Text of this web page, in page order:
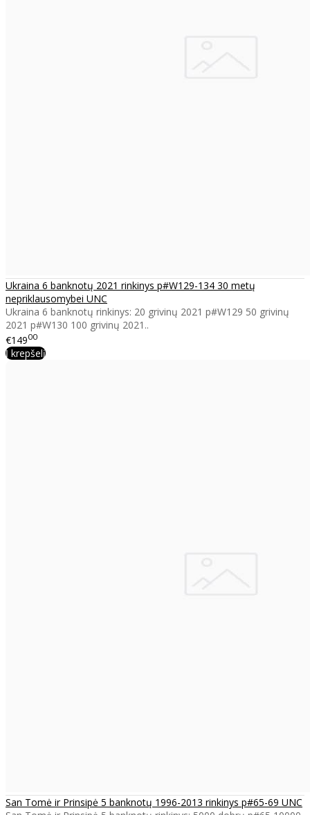
Ukraina 6 banknotų 2021 rinkinys p#W129-134 30 metų
nepriklausomybei UNC
Ukraina 6 banknotų rinkinys: 20 grivinų 2021 p#W129 50 grivinų
2021 p#W130 100 grivinų 2021..
€14900
Į krepšelį
San Tomė ir Prinsipė 5 banknotų 1996-2013 rinkinys p#65-69 UNC